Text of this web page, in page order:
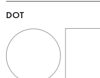
DOT